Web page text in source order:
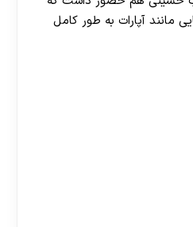
مانند آپارات به طور کامل